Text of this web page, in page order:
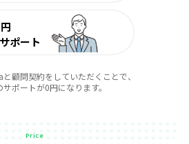
円
ポート
顧問契約をしていただくことで、
ポートが0円になります。
Price